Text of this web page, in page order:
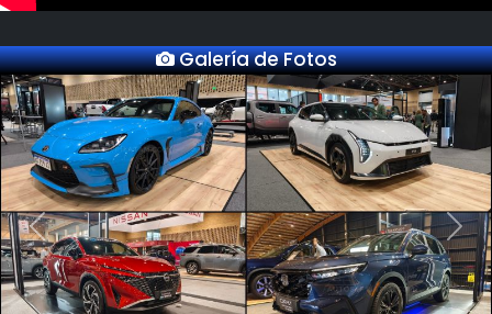
Galería de Fotos
Previous Next